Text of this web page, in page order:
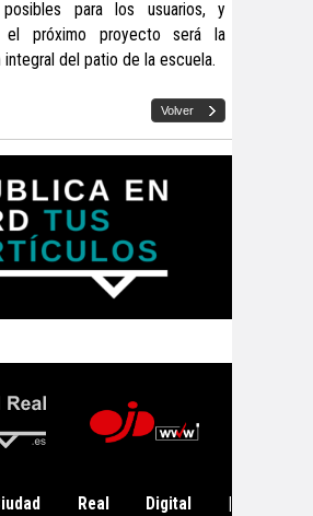
posibles para los usuarios, y
el próximo proyecto será la
integral del patio de la escuela.
Real Digital |